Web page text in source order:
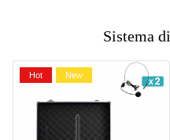
Sistema di
Hot New